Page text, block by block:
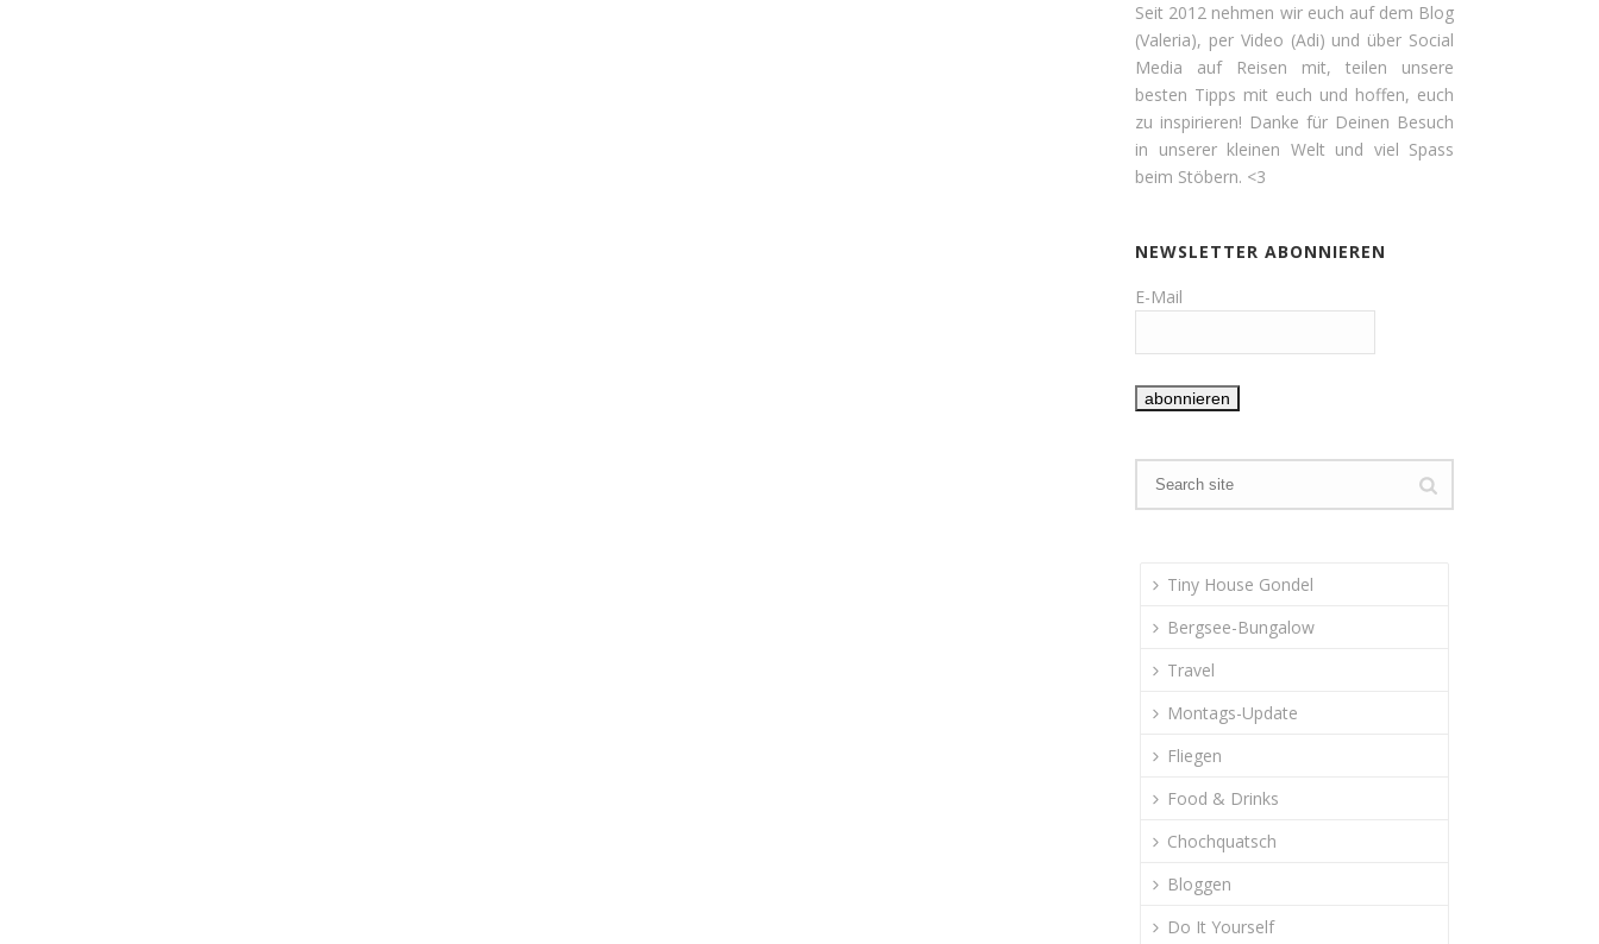
Seit 2012 nehmen wir euch auf dem Blog
(Valeria), per Video (Adi) und über Social
Media auf Reisen mit, teilen unsere
besten Tipps mit euch und hoffen, euch
zu inspirieren! Danke für Deinen Besuch
in unserer kleinen Welt und viel Spass
beim Stöbern. <3
NEWSLETTER ABONNIEREN
E-Mail
Tiny House Gondel
Bergsee-Bungalow
Travel
Montags-Update
Fliegen
Food & Drinks
Chochquatsch
Bloggen
Do It Yourself